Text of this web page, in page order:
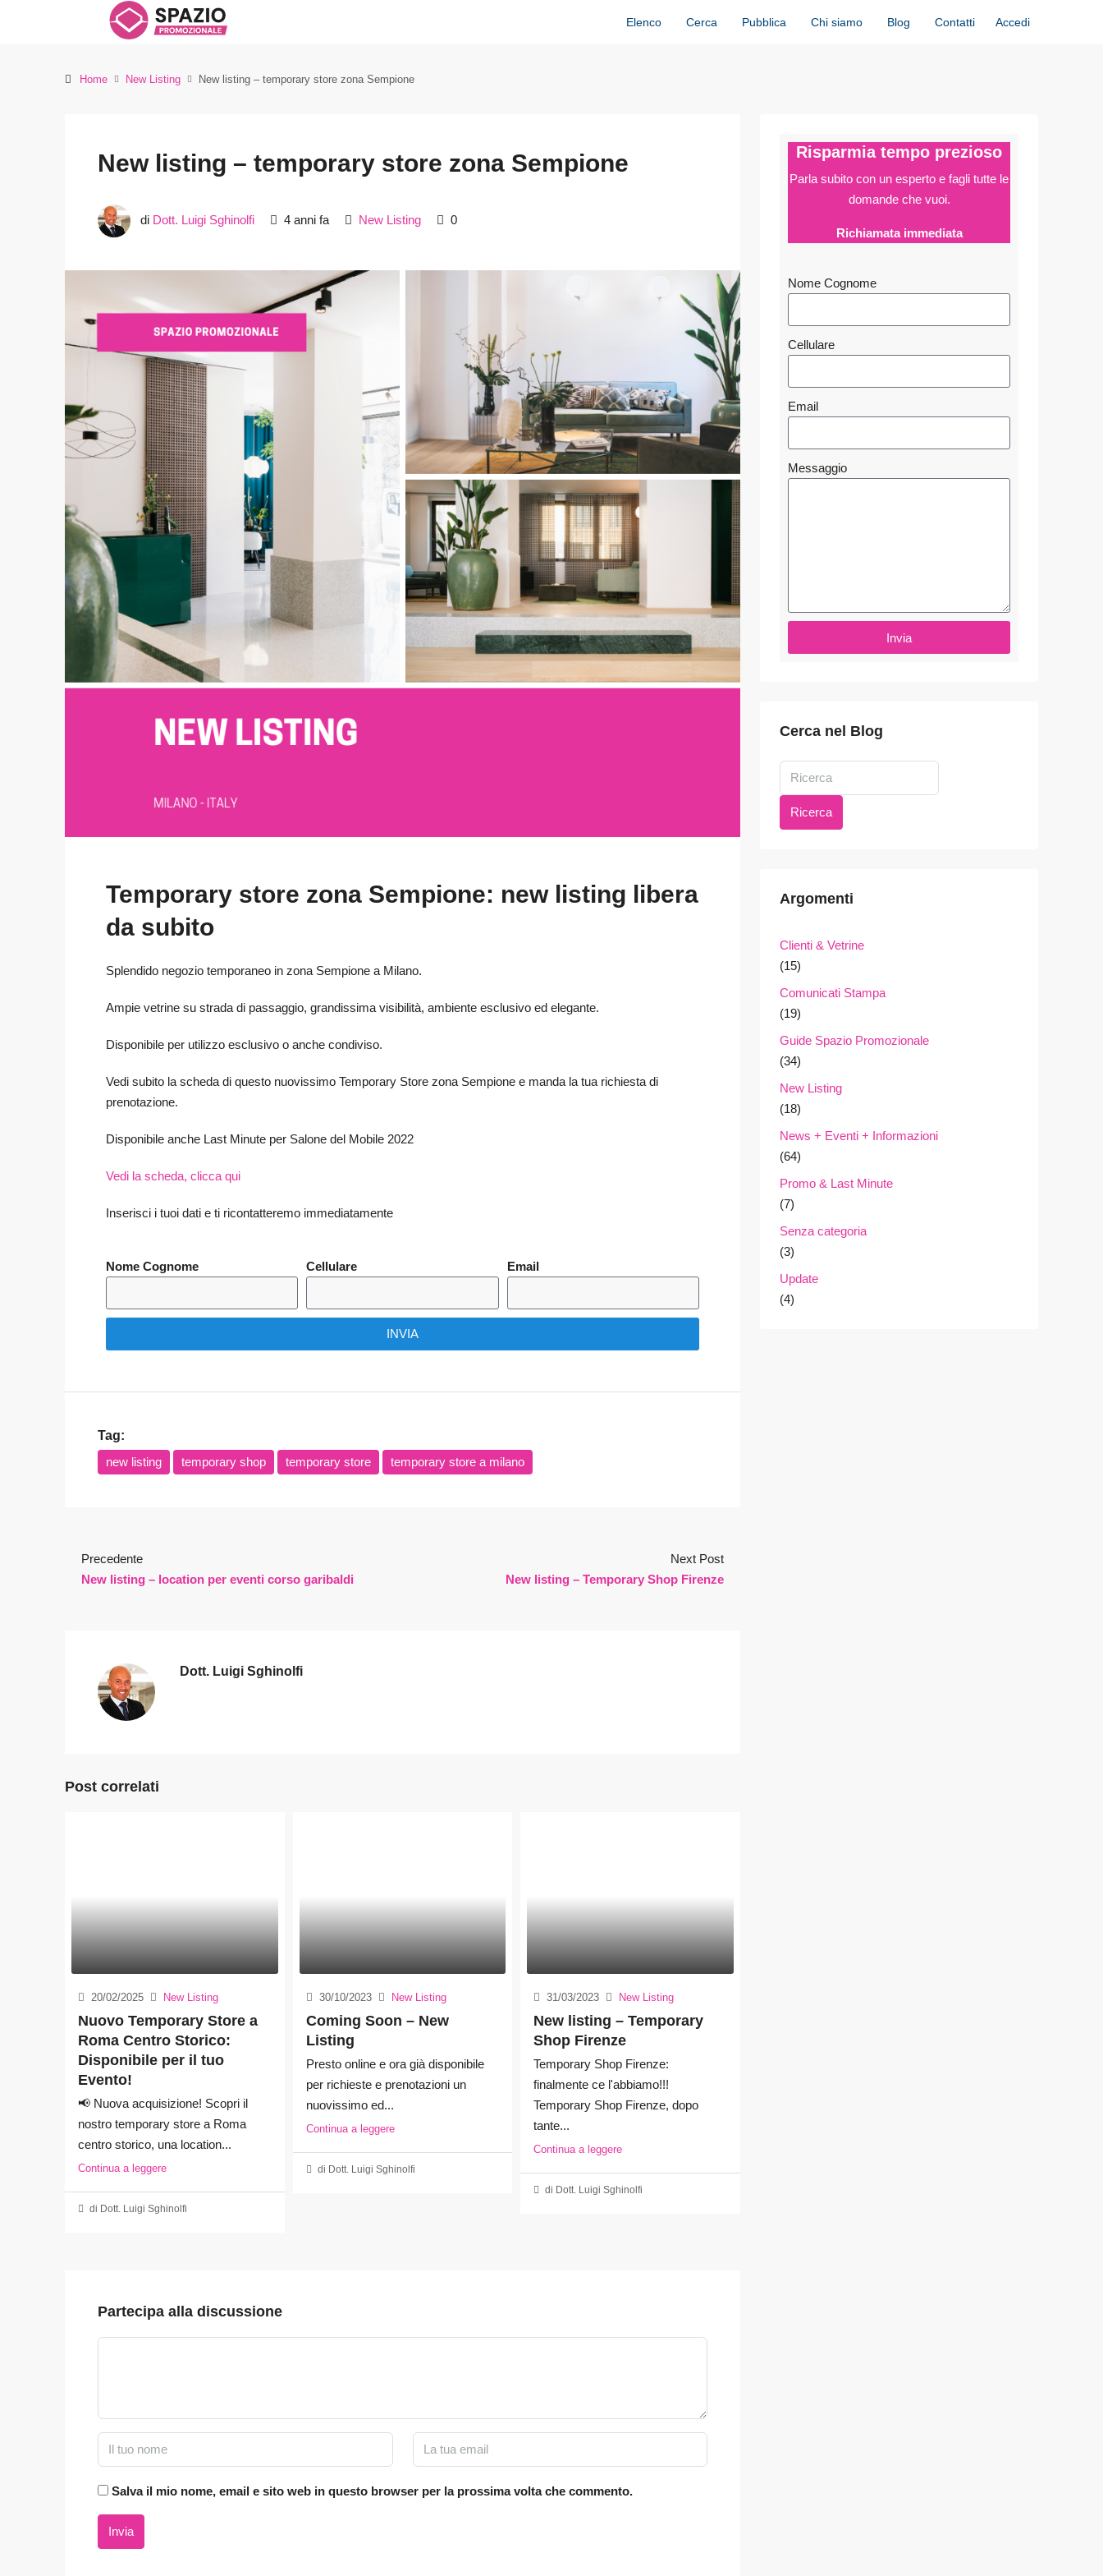
Elenco Cerca Pubblica Chi siamo Blog Contatti Accedi
Home New Listing New listing – temporary store zona Sempione
New listing – temporary store zona Sempione
di Dott. Luigi Sghinolfi 4 anni fa New Listing 0
Temporary store zona Sempione: new listing libera
da subito
Splendido negozio temporaneo in zona Sempione a Milano.
Ampie vetrine su strada di passaggio, grandissima visibilità, ambiente esclusivo ed elegante.
Disponibile per utilizzo esclusivo o anche condiviso.
Vedi subito la scheda di questo nuovissimo Temporary Store zona Sempione e manda la tua richiesta di
prenotazione.
Disponibile anche Last Minute per Salone del Mobile 2022
Vedi la scheda, clicca qui
Inserisci i tuoi dati e ti ricontatteremo immediatamente
Nome Cognome Cellulare Email
INVIA
Tag:
new listing
temporary shop temporary store temporary store a milano
Precedente
New listing – location per eventi corso garibaldi
Next Post
New listing – Temporary Shop Firenze
Dott. Luigi Sghinolfi
Post correlati
20/02/2025 New Listing
Nuovo Temporary Store a
Roma Centro Storico:
Disponibile per il tuo
Evento!
📢 Nuova acquisizione! Scopri il
nostro temporary store a Roma
centro storico, una location...
Continua a leggere
di Dott. Luigi Sghinolfi
30/10/2023 New Listing
Coming Soon – New
Listing
Presto online e ora già disponibile
per richieste e prenotazioni un
nuovissimo ed...
Continua a leggere
di Dott. Luigi Sghinolfi
31/03/2023 New Listing
New listing – Temporary
Shop Firenze
Temporary Shop Firenze:
finalmente ce l'abbiamo!!!
Temporary Shop Firenze, dopo
tante...
Continua a leggere
di Dott. Luigi Sghinolfi
Partecipa alla discussione
Salva il mio nome, email e sito web in questo browser per la prossima volta che commento.
Invia
Risparmia tempo prezioso
Parla subito con un esperto e fagli tutte le
domande che vuoi.
Richiamata immediata
Nome Cognome
Cellulare
Email
Messaggio
Invia
Cerca nel Blog
Ricerca
Argomenti
Clienti & Vetrine
(15)
Comunicati Stampa
(19)
Guide Spazio Promozionale
(34)
New Listing
(18)
News + Eventi + Informazioni
(64)
Promo & Last Minute
(7)
Senza categoria
(3)
Update
(4)